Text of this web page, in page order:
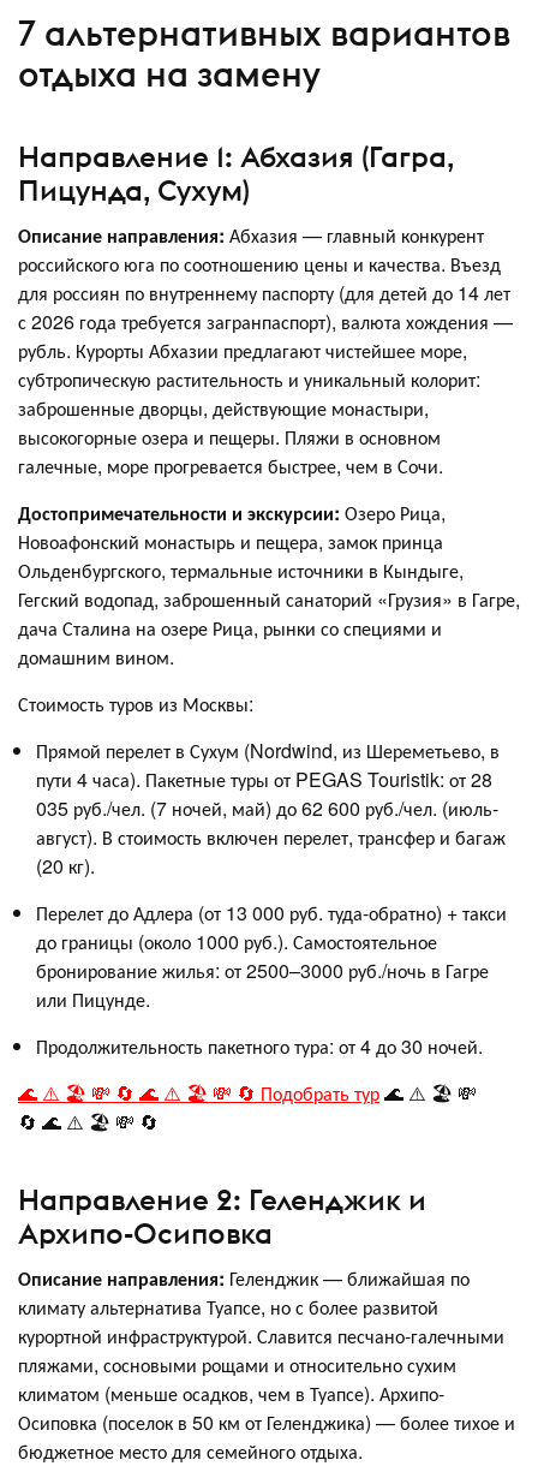
7 альтернативных вариантов
отдыха на замену
Направление 1: Абхазия (Гагра,
Пицунда, Сухум)
Описание направления: Абхазия — главный конкурент
российского юга по соотношению цены и качества. Въезд
для россиян по внутреннему паспорту (для детей до 14 лет
с 2026 года требуется загранпаспорт), валюта хождения —
рубль. Курорты Абхазии предлагают чистейшее море,
субтропическую растительность и уникальный колорит:
заброшенные дворцы, действующие монастыри,
высокогорные озера и пещеры. Пляжи в основном
галечные, море прогревается быстрее, чем в Сочи.
Достопримечательности и экскурсии: Озеро Рица,
Новоафонский монастырь и пещера, замок принца
Ольденбургского, термальные источники в Кындыге,
Гегский водопад, заброшенный санаторий «Грузия» в Гагре,
дача Сталина на озере Рица, рынки со специями и
домашним вином.
Стоимость туров из Москвы:
Прямой перелет в Сухум (Nordwind, из Шереметьево, в
пути 4 часа). Пакетные туры от PEGAS Touristik: от 28
035 руб./чел. (7 ночей, май) до 62 600 руб./чел. (июль-
август). В стоимость включен перелет, трансфер и багаж
(20 кг).
Перелет до Адлера (от 13 000 руб. туда-обратно) + такси
до границы (около 1000 руб.). Самостоятельное
бронирование жилья: от 2500–3000 руб./ночь в Гагре
или Пицунде.
Продолжительность пакетного тура: от 4 до 30 ночей.
🌊 ⚠️ 🏖️ 💸 🔄 🌊 ⚠️ 🏖️ 💸 🔄 Подобрать тур🌊 ⚠️ 🏖️ 💸
🔄 🌊 ⚠️ 🏖️ 💸 🔄
Направление 2: Геленджик и
Архипо-Осиповка
Описание направления: Геленджик — ближайшая по
климату альтернатива Туапсе, но с более развитой
курортной инфраструктурой. Славится песчано-галечными
пляжами, сосновыми рощами и относительно сухим
климатом (меньше осадков, чем в Туапсе). Архипо-
Осиповка (поселок в 50 км от Геленджика) — более тихое и
бюджетное место для семейного отдыха.